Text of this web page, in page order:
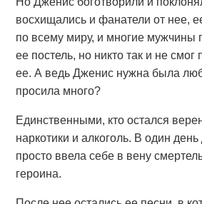
восхищались и фанатели от нее,
по всему миру, и многие мужчины
ее постель, но никто так и не смог
ее. А ведь Дженис нужна была
просила много?
Единственными, кто остался
наркотики и алкоголь. В один
просто ввела себе в вену
героина.